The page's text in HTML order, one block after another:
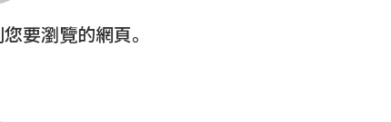
要瀏覽的網頁。